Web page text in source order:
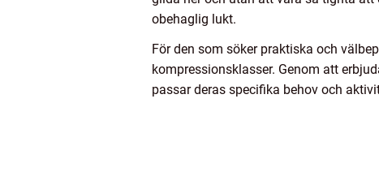
obehaglig lukt.
För den som söker praktiska och
kompressionsklasser. Genom att
passar deras specifika behov och